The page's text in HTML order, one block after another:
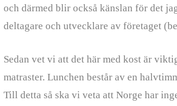
och därmed blir också känslan för det
deltagare och utvecklare av företaget
Sedan vet vi att det här med kost är
matraster. Lunchen består av en
Till detta så ska vi veta att Norge har